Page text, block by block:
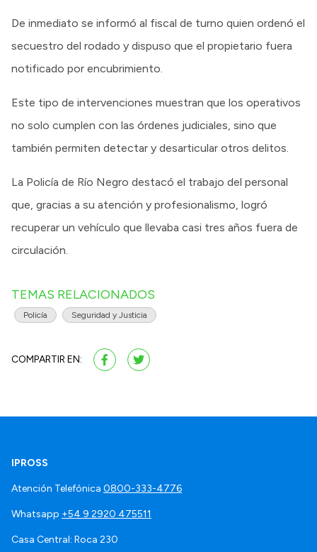
De inmediato se informó al fiscal de turno quien ordenó el
secuestro del rodado y dispuso que el propietario fuera
notificado por encubrimiento.
Este tipo de intervenciones muestran que los operativos
no solo cumplen con las órdenes judiciales, sino que
también permiten detectar y desarticular otros delitos.
La Policía de Río Negro destacó el trabajo del personal
que, gracias a su atención y profesionalismo, logró
recuperar un vehículo que llevaba casi tres años fuera de
circulación.
TEMAS RELACIONADOS
Policía Seguridad y Justicia
COMPARTIR EN:
IPROSS
Atención Telefónica 0800-333-4776
Whatsapp +54 9 2920 475511
Casa Central: Roca 230